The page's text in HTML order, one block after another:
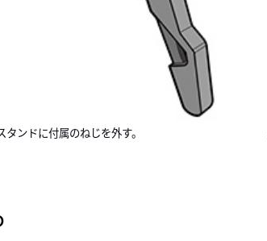
タンドに付属のねじを外す。